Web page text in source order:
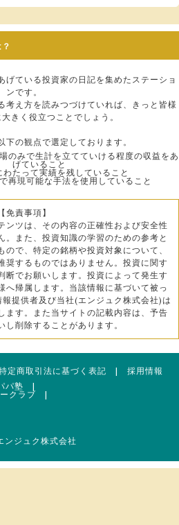
げている投資家の日記を集めたステーショ
ンです。
考え方を読みつづけていれば、きっと皆様
きく役立つことでしょう。
下の観点で選定しております。
のみで生計を立てていける程度の収益をあ
げていること
たって実績を残していること
再現可能な手法を使用していること
【免責事項】
ンツは、その内容の正確性および安全性
。また、投資知識の学習のための参考と
で、特定の銘柄や投資対象について、
奨するものではありません。投資に関す
断でお願いします。投資によって発生す
へ帰属します。当該情報に基づいて被っ
提供者及び当社(エンジュク株式会社)は
ます。また当サイトの記載内容は、予告
し削除することがあります。
定商取引法に基づく表記 | 採用情報
パ塾 |
クラブ |
ンジュク株式会社